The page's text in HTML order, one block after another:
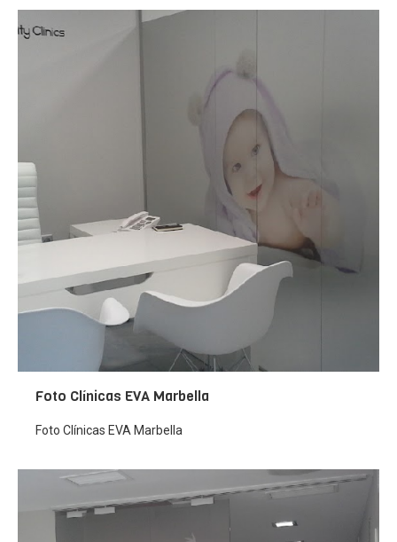
diagnóstico y tengas el presupuesto, puedes optar
por financiar tu tratamiento. Todo el trámite se
desplazarte a la entidad financiera. Si optas por esta
forma de pago, deberás entregar en la clínica tu DNI,
última nómina y el número de cuenta bancaria donde
vayas a domiciliar los recibos. No hace falta que
cambies de banco. La respuesta de la entidad
financiera en la aprobación de la operación es muy
rápida. ¿Qué tipo de financiación puedo contratar?
Financiación sin intereses, con cuotas mensuales y
plazos desde 3 meses hasta 12 meses. Financiación
con intereses, con cuotas mensuales y plazos desde
6 meses hasta 60 meses.
PRIMERA CONSULTA GRATUITA.
FINANCIACIÓN A MEDIDA
Foto Clínicas EVA Marbella
Foto Clínicas EVA Marbella